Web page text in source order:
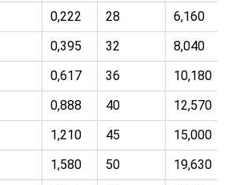
0,222 28
6,160
0,395 32
8,040
0,617 36
10,180
0,888 40
12,570
1,210 45
15,000
1,580 50
19,630